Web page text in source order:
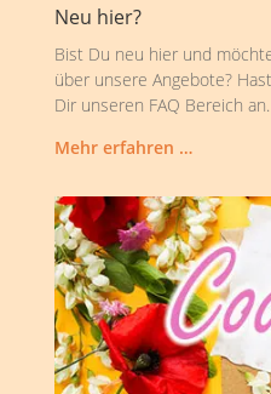
Neu hier?
Bist Du neu hier und
über unsere Angebote?
Dir unseren FAQ Bereich an.
Mehr erfahren …